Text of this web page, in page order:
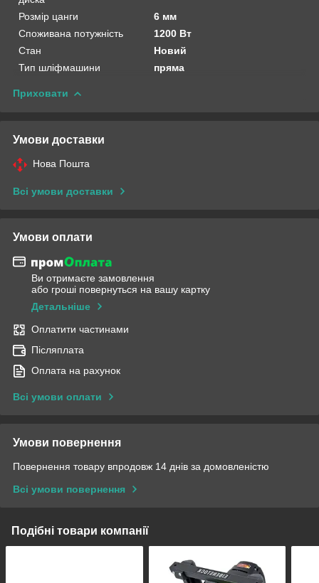
Розмір цанги
6 мм
Споживана потужність
1200 Вт
Стан
Новий
Тип шліфмашини
пряма
Приховати
Умови доставки
Нова Пошта
Всі умови доставки
Умови оплати
Ви отримаєте замовлення
або гроші повернуться на вашу картку
Детальніше
Оплатити частинами
Післяплата
Оплата на рахунок
Всі умови оплати
Умови повернення
Повернення товару впродовж 14 днів за домовленістю
Всі умови повернення
Подібні товари компанії